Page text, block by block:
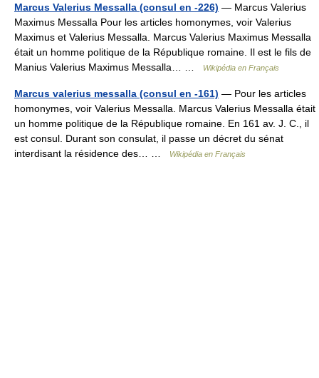
Marcus Valerius Messalla (consul en -226) — Marcus Valerius
Maximus Messalla Pour les articles homonymes, voir Valerius
Maximus et Valerius Messalla. Marcus Valerius Maximus Messalla
était un homme politique de la République romaine. Il est le fils de
Manius Valerius Maximus Messalla… …
Wikipédia en Français
Marcus valerius messalla (consul en -161) — Pour les articles
homonymes, voir Valerius Messalla. Marcus Valerius Messalla était
un homme politique de la République romaine. En 161 av. J. C., il
est consul. Durant son consulat, il passe un décret du sénat
interdisant la résidence des… …
Wikipédia en Français